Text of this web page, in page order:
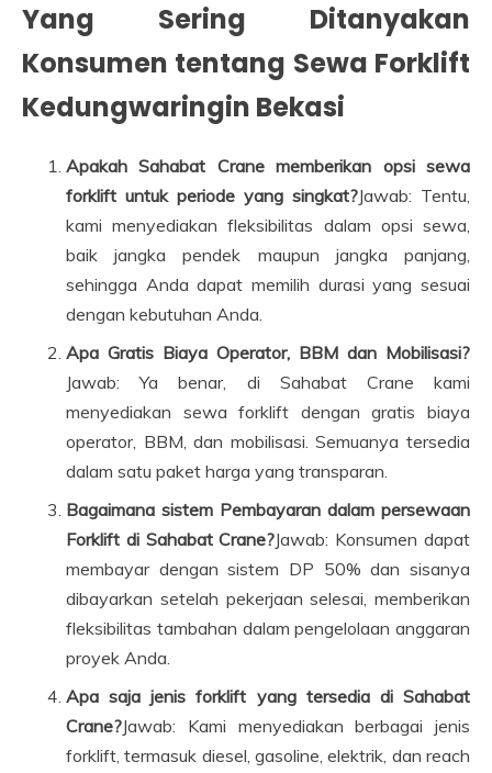
Yang Sering Ditanyakan
Konsumen tentang Sewa Forklift
Kedungwaringin Bekasi
Apakah Sahabat Crane memberikan opsi sewa
forklift untuk periode yang singkat?Jawab: Tentu,
kami menyediakan fleksibilitas dalam opsi sewa,
baik jangka pendek maupun jangka panjang,
sehingga Anda dapat memilih durasi yang sesuai
dengan kebutuhan Anda.
Apa Gratis Biaya Operator, BBM dan Mobilisasi?
Jawab: Ya benar, di Sahabat Crane kami
menyediakan sewa forklift dengan gratis biaya
operator, BBM, dan mobilisasi. Semuanya tersedia
dalam satu paket harga yang transparan.
Bagaimana sistem Pembayaran dalam persewaan
Forklift di Sahabat Crane?Jawab: Konsumen dapat
membayar dengan sistem DP 50% dan sisanya
dibayarkan setelah pekerjaan selesai, memberikan
fleksibilitas tambahan dalam pengelolaan anggaran
proyek Anda.
Apa saja jenis forklift yang tersedia di Sahabat
Crane?Jawab: Kami menyediakan berbagai jenis
forklift, termasuk diesel, gasoline, elektrik, dan reach